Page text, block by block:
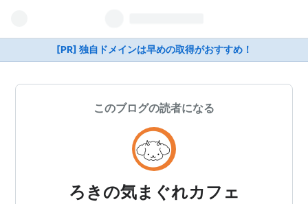
[PR] 独自ドメインは早めの取得がおすすめ！
このブログの読者になる
ろきの気まぐれカフェ